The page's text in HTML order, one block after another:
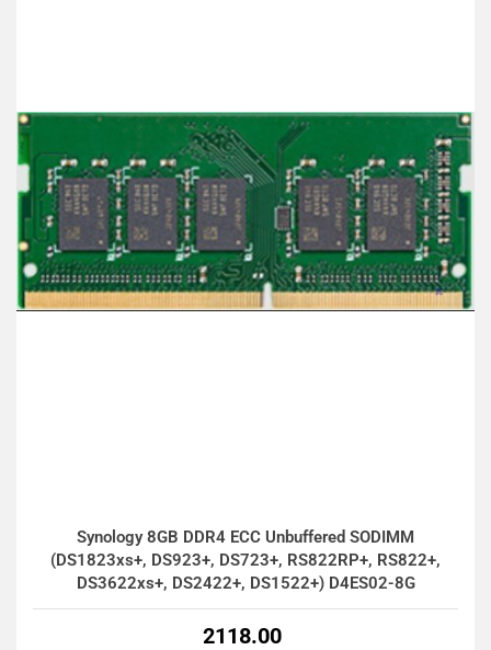
Synology 8GB DDR4 ECC Unbuffered SODIMM
(DS1823xs+, DS923+, DS723+, RS822RP+, RS822+,
DS3622xs+, DS2422+, DS1522+) D4ES02-8G
2118.00